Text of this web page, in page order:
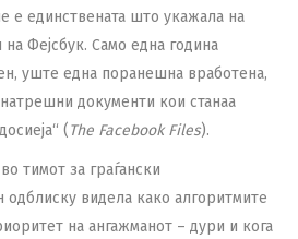
е единствената што укажала на
Фејсбук. Само една година
уште една поранешна вработена,
документи кои станаа
(The Facebook Files).
тимот за граѓански
видела како алгоритмите
на ангажманот – дури и кога